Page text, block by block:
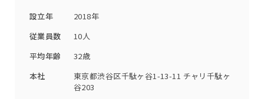
設立年
2018年
従業員数
10人
平均年齢
32歳
本社
東京都渋谷区千駄ヶ谷1-13-11 チャリ千駄ヶ
谷203